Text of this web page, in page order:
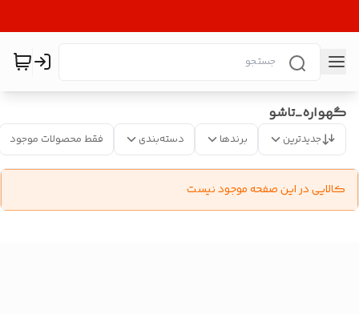
گهواره_تاشو
جدیدترین برندها دسته‌بندی فقط محصولات موجود
کالایی در این صفحه موجود نیست